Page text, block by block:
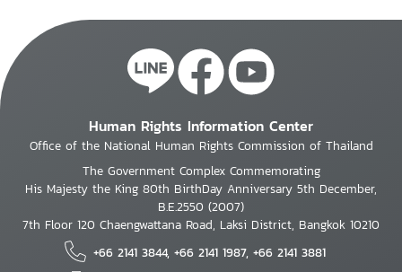
Human Rights Information Center
Office of the National Human Rights Commission of Thailand
The Government Complex Commemorating
His Majesty the King 80th BirthDay Anniversary 5th December,
B.E.2550 (2007)
7th Floor 120 Chaengwattana Road, Laksi District, Bangkok 10210
+66 2141 3844, +66 2141 1987, +66 2141 3881